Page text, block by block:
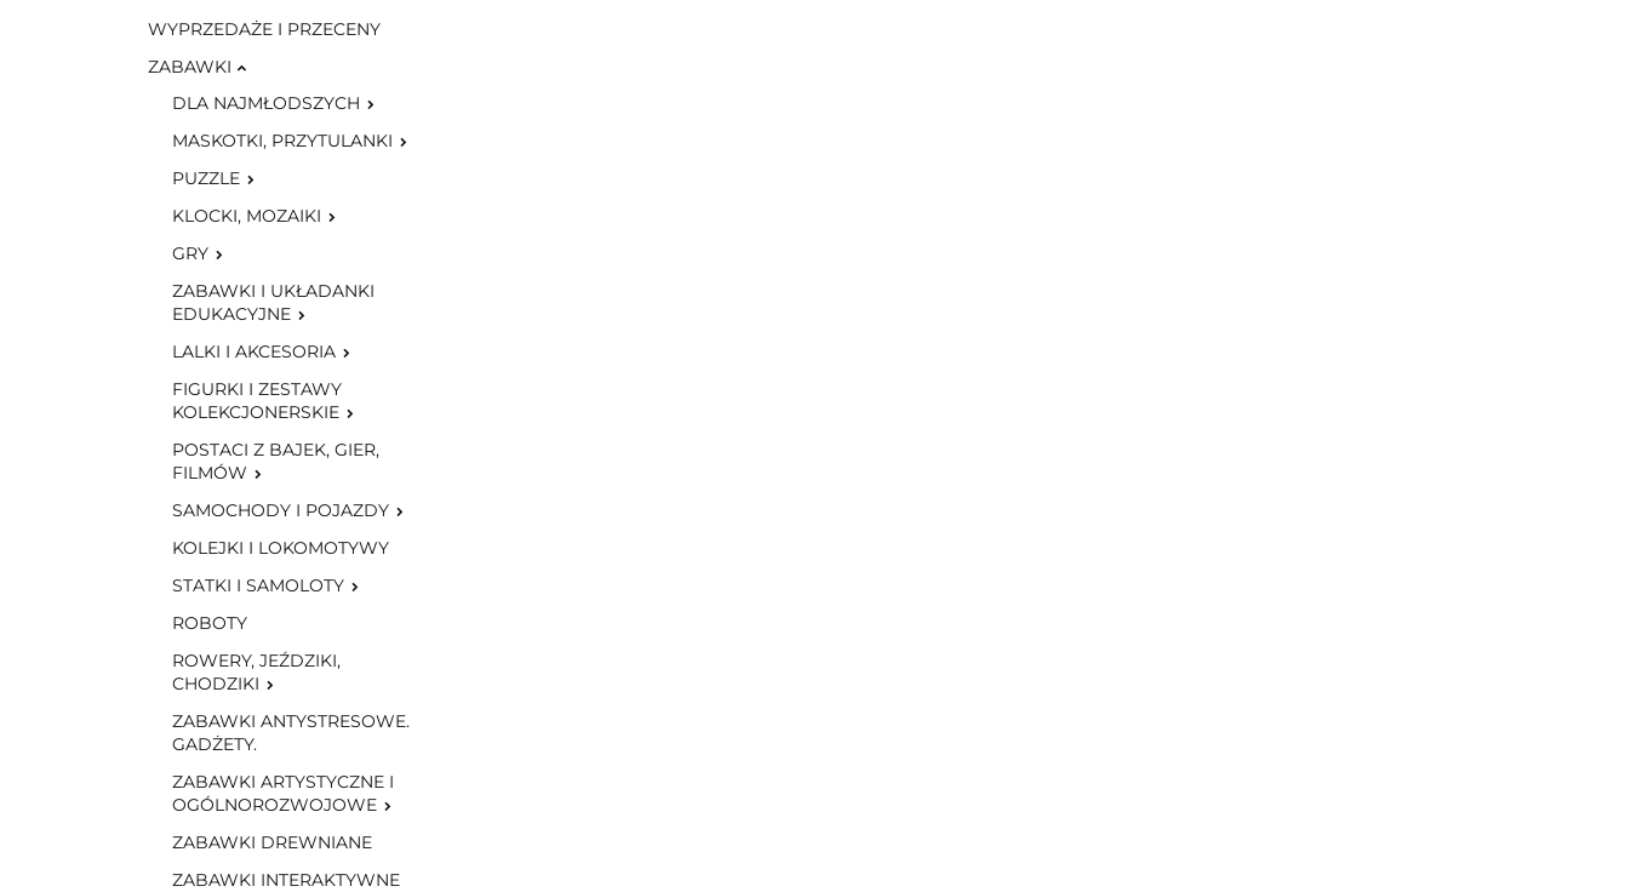
WYPRZEDAŻE I PRZECENY
ZABAWKI
DLA NAJMŁODSZYCH
MASKOTKI, PRZYTULANKI
PUZZLE
KLOCKI, MOZAIKI
GRY
ZABAWKI I UKŁADANKI
EDUKACYJNE
LALKI I AKCESORIA
FIGURKI I ZESTAWY
KOLEKCJONERSKIE
POSTACI Z BAJEK, GIER,
FILMÓW
SAMOCHODY I POJAZDY
KOLEJKI I LOKOMOTYWY
STATKI I SAMOLOTY
ROBOTY
ROWERY, JEŹDZIKI,
CHODZIKI
ZABAWKI ANTYSTRESOWE.
GADŻETY.
ZABAWKI ARTYSTYCZNE I
OGÓLNOROZWOJOWE
ZABAWKI DREWNIANE
ZABAWKI INTERAKTYWNE